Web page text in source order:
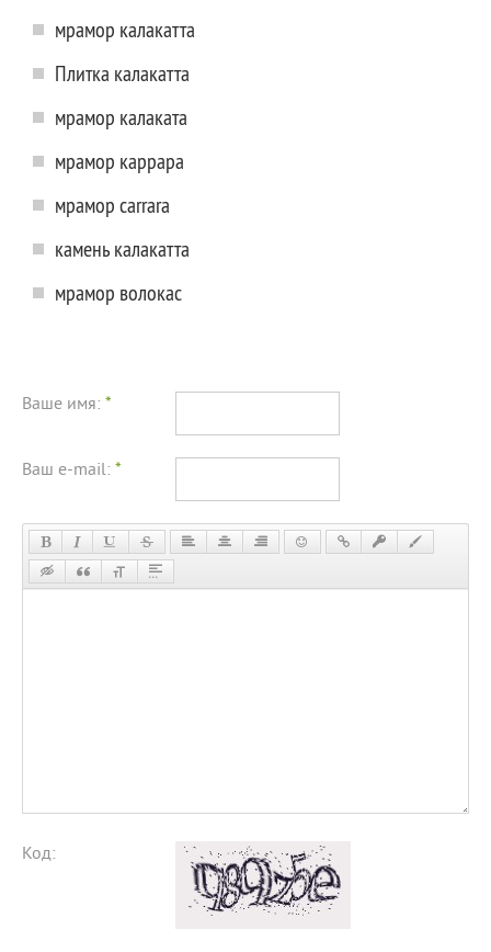
мрамор калакатта
Плитка калакатта
мрамор калаката
мрамор каррара
мрамор carrara
камень калакатта
мрамор волокас
Ваше имя: *
Ваш e-mail: *
Код: